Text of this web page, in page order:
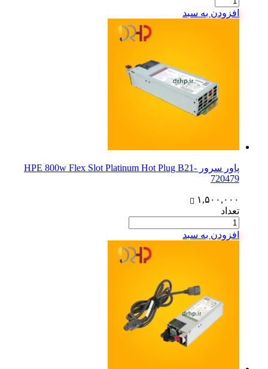
افزودن به سبد
پاور سرور HPE 800w Flex Slot Platinum Hot Plug B21-
720479
۱,۵۰۰,۰۰۰
تعداد
افزودن به سبد